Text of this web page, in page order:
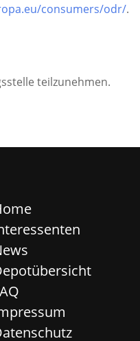
consumers/odr/.
teilzunehmen.